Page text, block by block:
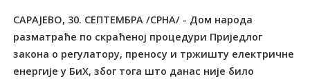
САРАЈЕВО, 30. СЕПТЕМБРА /СРНА/ - Дом народа
разматраће по скраћеној процедури Приједлог
закона о регулатору, преносу и тржишту електричне
енергије у БиХ, због тога што данас није било